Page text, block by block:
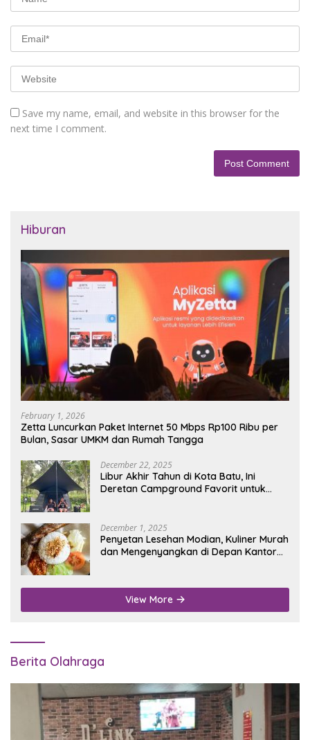
Save my name, email, and website in this browser for the
next time I comment.
Hiburan
February 1, 2026
Zetta Luncurkan Paket Internet 50 Mbps Rp100 Ribu per
Bulan, Sasar UMKM dan Rumah Tangga
December 22, 2025
Libur Akhir Tahun di Kota Batu, Ini
Deretan Campground Favorit untuk
December 1, 2025
Penyetan Lesehan Modian, Kuliner Murah
dan Mengenyangkan di Depan Kantor
View More
Berita Olahraga